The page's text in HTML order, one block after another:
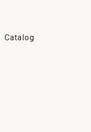
Catalog